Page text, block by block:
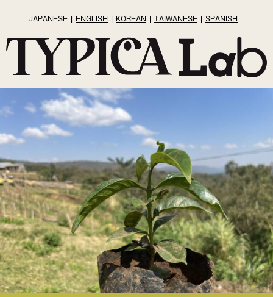
JAPANESE ENGLISH KOREAN TAIWANESE SPANISH